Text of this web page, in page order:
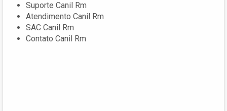
Suporte Canil Rm
Atendimento Canil Rm
SAC Canil Rm
Contato Canil Rm